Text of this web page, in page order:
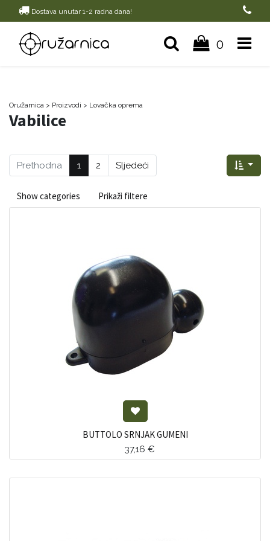
Dostava unutar 1-2 radna dana!
0
Oružarnica > Proizvodi > Lovačka oprema
Vabilice
Prethodna 1 2 Sljedeći
Show categories Prikaži filtere
BUTTOLO SRNJAK GUMENI
37,16 €